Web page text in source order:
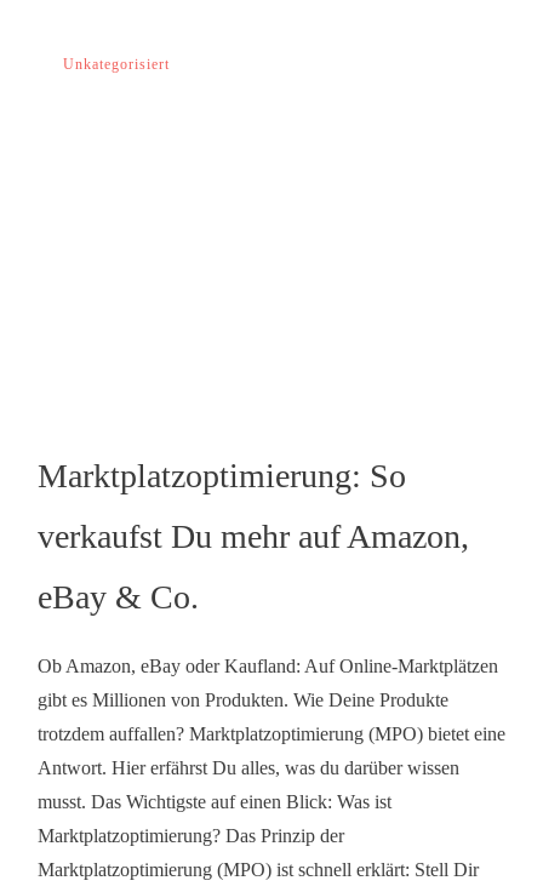
Unkategorisiert
Marktplatzoptimierung: So
verkaufst Du mehr auf Amazon,
eBay & Co.
Ob Amazon, eBay oder Kaufland: Auf Online-Marktplätzen
gibt es Millionen von Produkten. Wie Deine Produkte
trotzdem auffallen? Marktplatzoptimierung (MPO) bietet eine
Antwort. Hier erfährst Du alles, was du darüber wissen
musst. Das Wichtigste auf einen Blick: Was ist
Marktplatzoptimierung? Das Prinzip der
Marktplatzoptimierung (MPO) ist schnell erklärt: Stell Dir